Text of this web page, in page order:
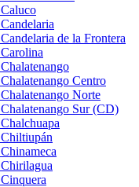
de la Frontera
Centro
Norte
Sur (CD)